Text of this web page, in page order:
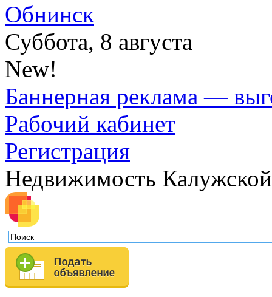
Обнинск
Суббота, 8 августа
New!
Баннерная реклама —
Рабочий кабинет
Регистрация
Недвижимость